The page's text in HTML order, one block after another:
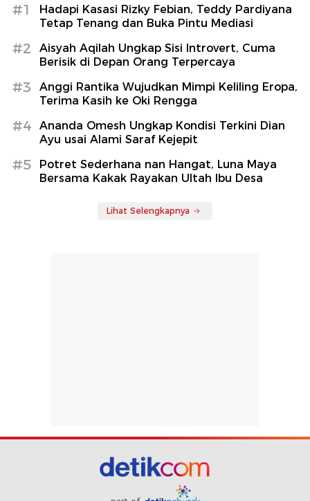
#1
Hadapi Kasasi Rizky Febian, Teddy Pardiyana
Tetap Tenang dan Buka Pintu Mediasi
#2
Aisyah Aqilah Ungkap Sisi Introvert, Cuma
Berisik di Depan Orang Terpercaya
#3
Anggi Rantika Wujudkan Mimpi Keliling Eropa,
Terima Kasih ke Oki Rengga
#4
Ananda Omesh Ungkap Kondisi Terkini Dian
Ayu usai Alami Saraf Kejepit
#5
Potret Sederhana nan Hangat, Luna Maya
Bersama Kakak Rayakan Ultah Ibu Desa
Lihat Selengkapnya